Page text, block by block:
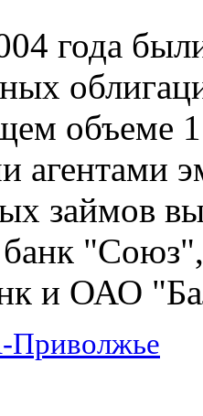
года
объеме
агентами
займов
и ОАО